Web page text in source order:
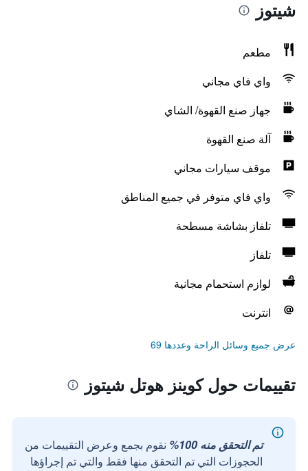
شيتوز
مطعم
واي فاي مجاني
جهاز صنع القهوة/ الشاي
آلة صنع القهوة
موقف سيارات مجاني
واي فاي متوفر في جميع المناطق
تلفاز بشاشة مسطحة
تلفاز
لوازم استحمام مجانية
انترنت
عرض جميع وسائل الراحة وعددها 69
تقييمات حول كوينز هوتل شيتوز
تم التحقق منه 100%
نقوم بجمع وعرض التقييمات من
الحجوزات التي تم التحقق منها فقط والتي تم إجراؤها